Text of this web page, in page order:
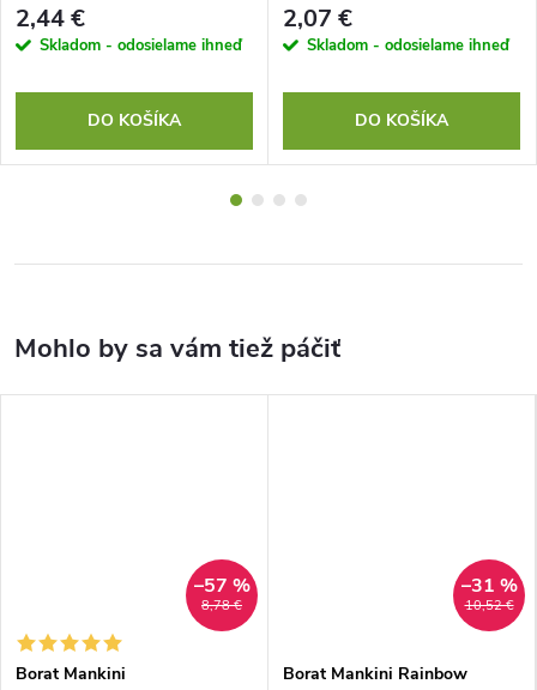
2,44 €
Skladom - odosielame ihneď
DO KOŠÍKA
2,07 €
Skladom - odosielame ihneď
DO KOŠÍKA
8,78 €
–57 %
Borat Mankini
10,52 €
–31 %
Borat Mankini Rainbow